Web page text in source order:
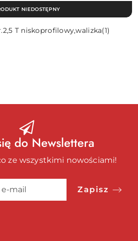
T niskoprofilowy,walizka(1)
NIEDOSTĘPNY
do Newslettera
ze wszystkimi nowościami!
Zapisz